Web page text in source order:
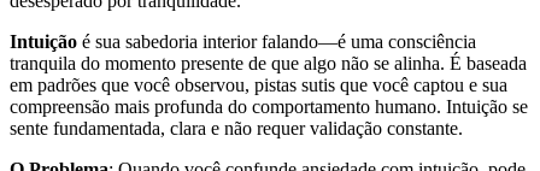
Intuição é sua sabedoria interior falando—é uma consciência
tranquila do momento presente de que algo não se alinha. É baseada
em padrões que você observou, pistas sutis que você captou e sua
compreensão mais profunda do comportamento humano. Intuição se
sente fundamentada, clara e não requer validação constante.